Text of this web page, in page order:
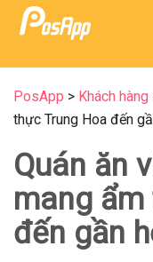
PosApp > Khách hàng
thực Trung Hoa đến
Quán ăn
mang
đến gần